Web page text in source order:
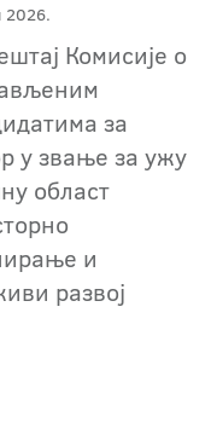
2026.
Комисије о
за
у звање за ужу
област
и
развој